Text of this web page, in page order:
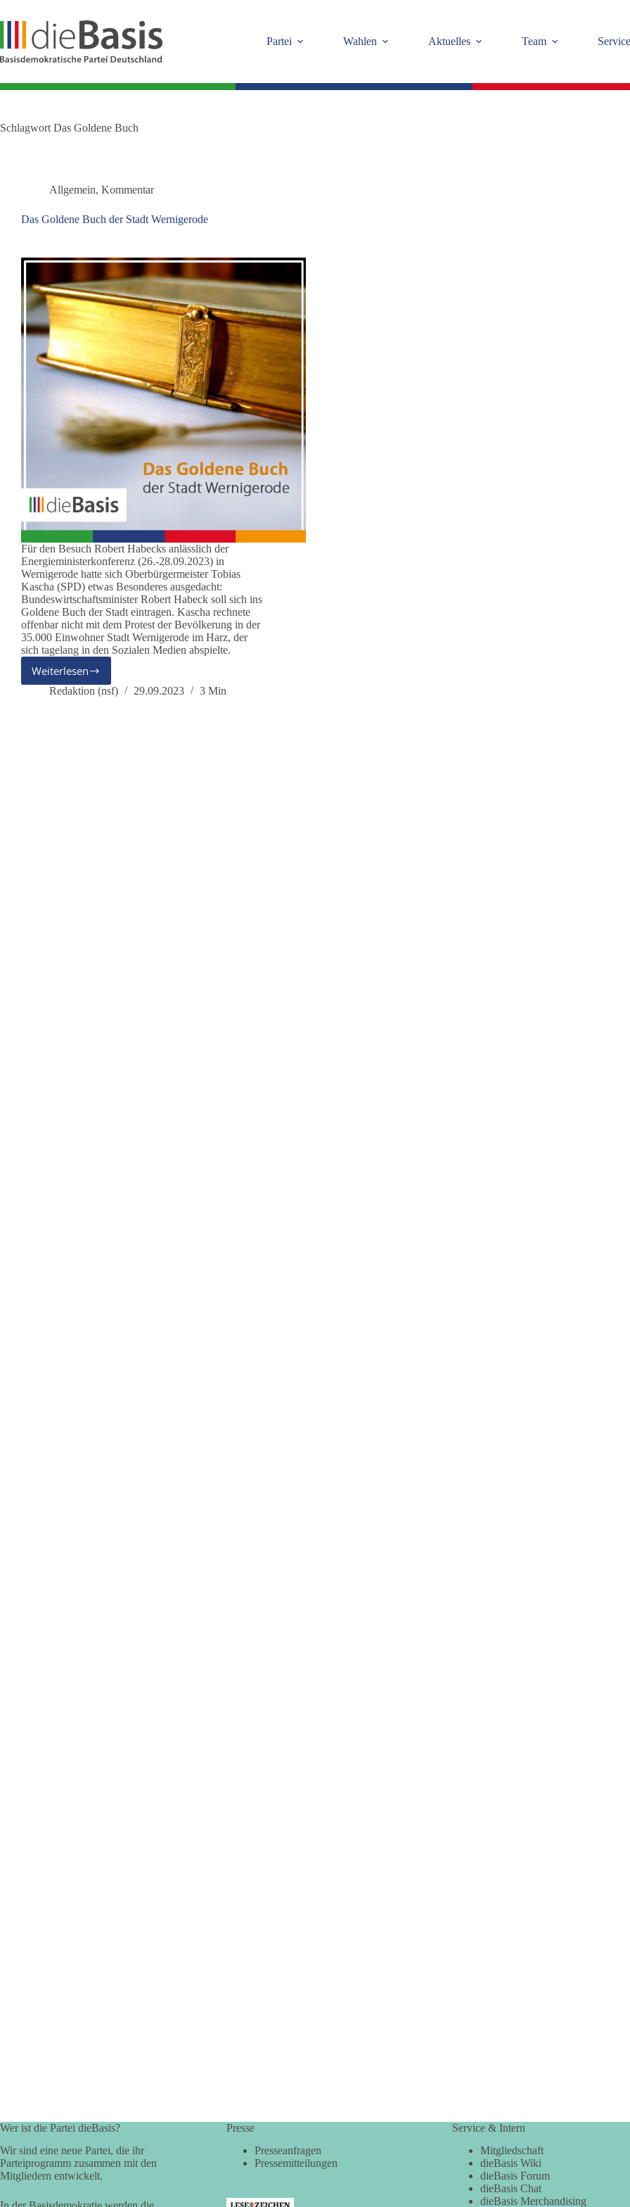
springen
Partei
Wahlen Aktuelles Team Service
Schlagwort Das Goldene Buch
Allgemein, Kommentar
Das Goldene Buch der Stadt Wernigerode
Für den Besuch Robert Habecks anlässlich der
Energieministerkonferenz (26.-28.09.2023) in
Wernigerode hatte sich Oberbürgermeister Tobias
Kascha (SPD) etwas Besonderes ausgedacht:
Bundeswirtschaftsminister Robert Habeck soll sich ins
Goldene Buch der Stadt eintragen. Kascha rechnete
offenbar nicht mit dem Protest der Bevölkerung in der
35.000 Einwohner Stadt Wernigerode im Harz, der
sich tagelang in den Sozialen Medien abspielte.
Weiterlesen
Das
Goldene
Redaktion (nsf) 29.09.2023 3 Min
Wer ist die Partei dieBasis?
Wir sind eine neue Partei, die ihr
Parteiprogramm zusammen mit den
Mitgliedern entwickelt.
Presse
Presseanfragen
Pressemitteilungen
Service & Intern
Mitgliedschaft
dieBasis Wiki
dieBasis Forum
dieBasis Chat
dieBasis Merchandising